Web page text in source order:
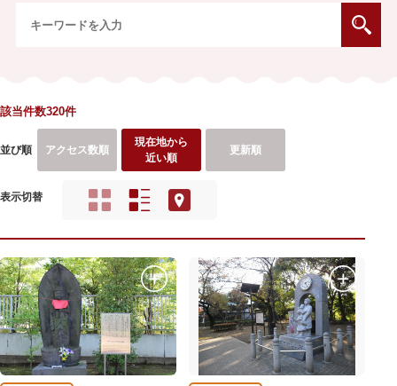
該当件数320件
並び順 アクセス数順
現在地から
近い順
更新順
表示切替